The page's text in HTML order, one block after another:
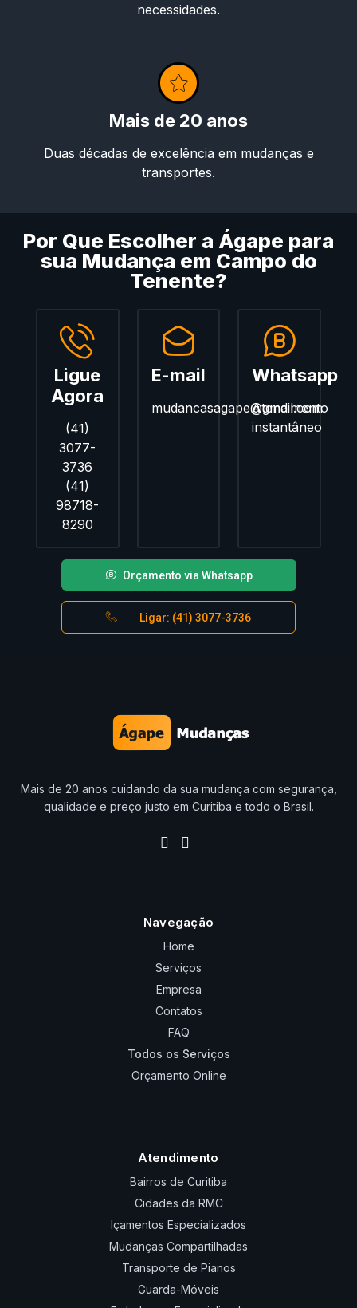
necessidades.
Mais de 20 anos
Duas décadas de excelência em mudanças e
transportes.
Por Que Escolher a Ágape para
sua Mudança em Campo do
Tenente?
Ligue
Agora
(41)
3077-
3736
(41)
98718-
8290
E-mail
mudancasagape@gmail.com
Whatsapp
Atendimento
instantâneo
Orçamento via Whatsapp
Ligar: (41) 3077-3736
Mais de 20 anos cuidando da sua mudança com segurança,
qualidade e preço justo em Curitiba e todo o Brasil.
Navegação
Home
Serviços
Empresa
Contatos
FAQ
Todos os Serviços
Orçamento Online
Atendimento
Bairros de Curitiba
Cidades da RMC
Içamentos Especializados
Mudanças Compartilhadas
Transporte de Pianos
Guarda-Móveis